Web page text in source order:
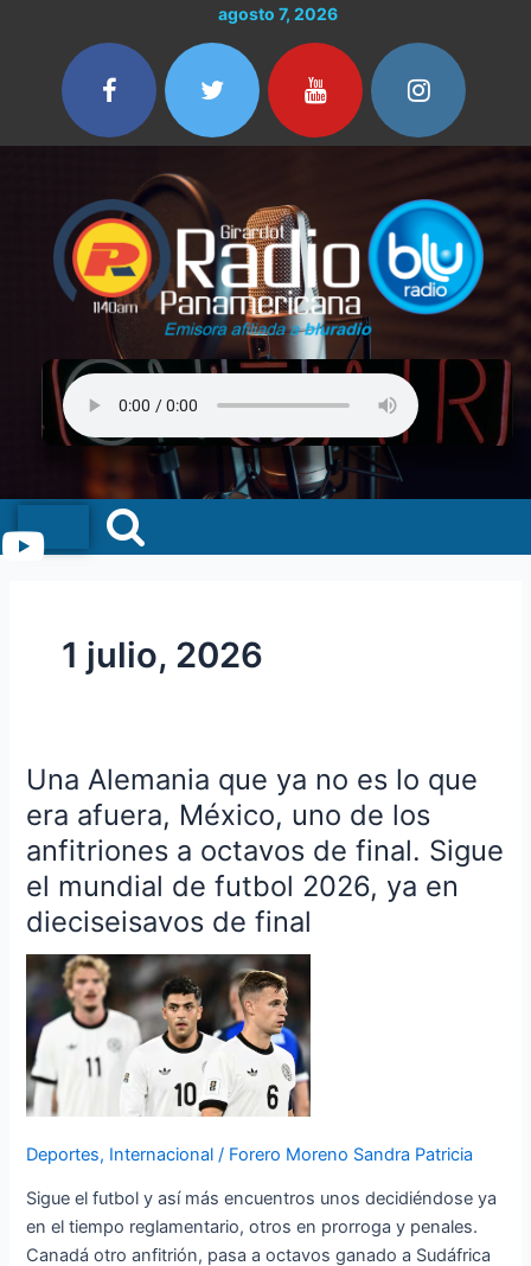
contenido
agosto 7, 2026
Menu
1 julio, 2026
Una Alemania que ya no es lo que
era afuera, México, uno de los
anfitriones a octavos de final. Sigue
el mundial de futbol 2026, ya en
dieciseisavos de final
Deportes, Internacional / Forero Moreno Sandra Patricia
Sigue el futbol y así más encuentros unos decidiéndose ya
en el tiempo reglamentario, otros en prorroga y penales.
Canadá otro anfitrión, pasa a octavos ganado a Sudáfrica
Una
Alemania
que
ya
no
es
que
era
afuera,
México,
uno
de
los
a
octavos
de